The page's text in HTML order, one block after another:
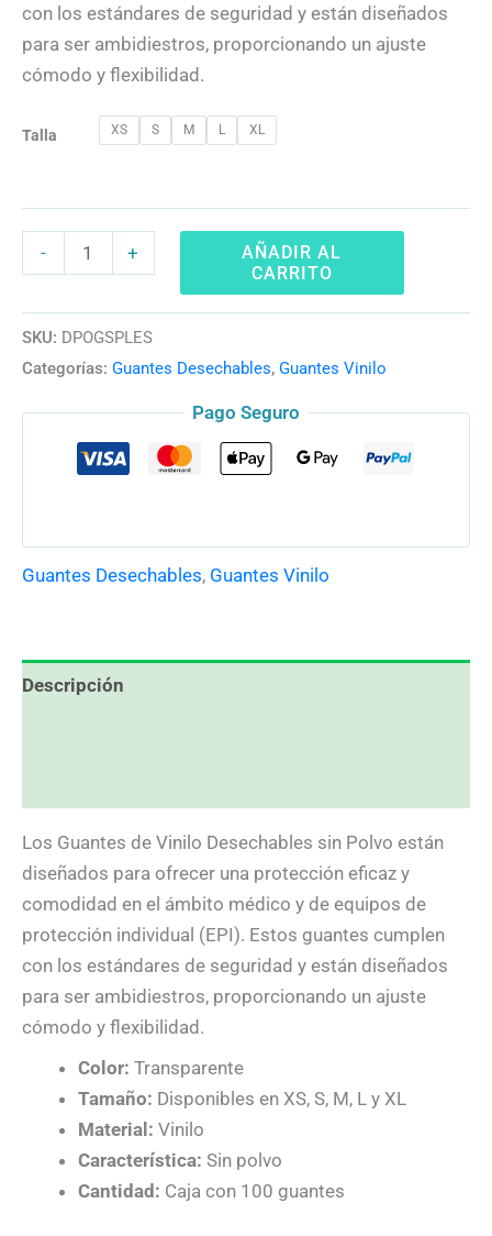
con los estándares de seguridad y están diseñados
para ser ambidiestros, proporcionando un ajuste
cómodo y flexibilidad.
Talla XS S M L XL
- +
AÑADIR AL
CARRITO
SKU: DPOGSPLES
Categorías: Guantes Desechables, Guantes Vinilo
Pago Seguro
Guantes Desechables, Guantes Vinilo
Descripción
Los Guantes de Vinilo Desechables sin Polvo están
diseñados para ofrecer una protección eficaz y
comodidad en el ámbito médico y de equipos de
protección individual (EPI). Estos guantes cumplen
con los estándares de seguridad y están diseñados
para ser ambidiestros, proporcionando un ajuste
cómodo y flexibilidad.
Color: Transparente
Tamaño: Disponibles en XS, S, M, L y XL
Material: Vinilo
Característica: Sin polvo
Cantidad: Caja con 100 guantes